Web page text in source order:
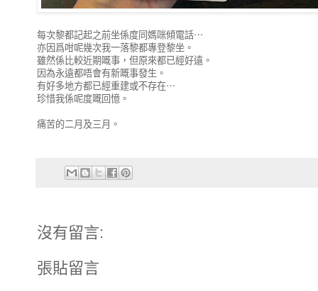
每次黎都記起之前坐係度同媽咪傾電話⋯
亦因爲咁呢幾次我一落黎都專登黎坐。
雖然係比較近期嘅事，但原來都已經好遠。
因為永遠都唔會有新嘅事發生。
有好多地方都已經重建或不存在⋯
珍惜我係呢度嘅回憶。
痛苦的二月及三月。
沒有留言:
張貼留言